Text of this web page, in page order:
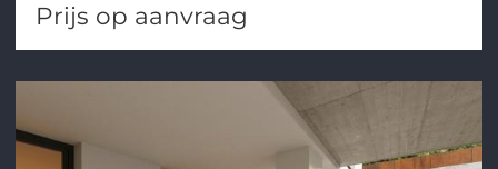
Prijs op aanvraag